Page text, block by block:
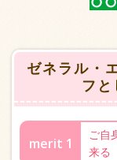
ゼネラル・
フ
merit 1
ご自
来る